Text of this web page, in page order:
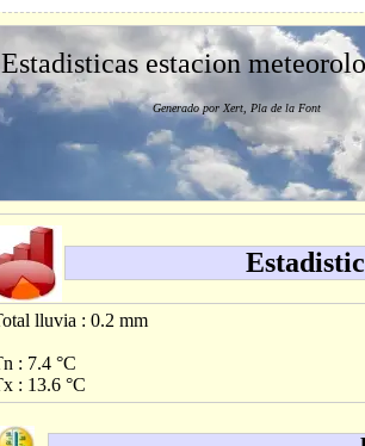
Estadisticas estacion
Generado por Xert, Pla de la Font